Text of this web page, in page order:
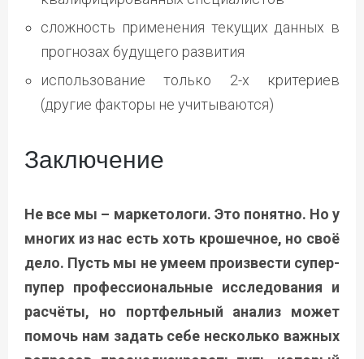
сложность применения текущих данных в
прогнозах будущего развития
использование только 2-х критериев
(другие факторы не учитываются)
Заключение
Не все мы – маркетологи. Это понятно. Но у
многих из нас есть хоть крошечное, но своё
дело. Пусть мы не умеем произвести супер-
пупер профессиональные исследования и
расчёты, но портфельный анализ может
помочь нам задать себе несколько важных